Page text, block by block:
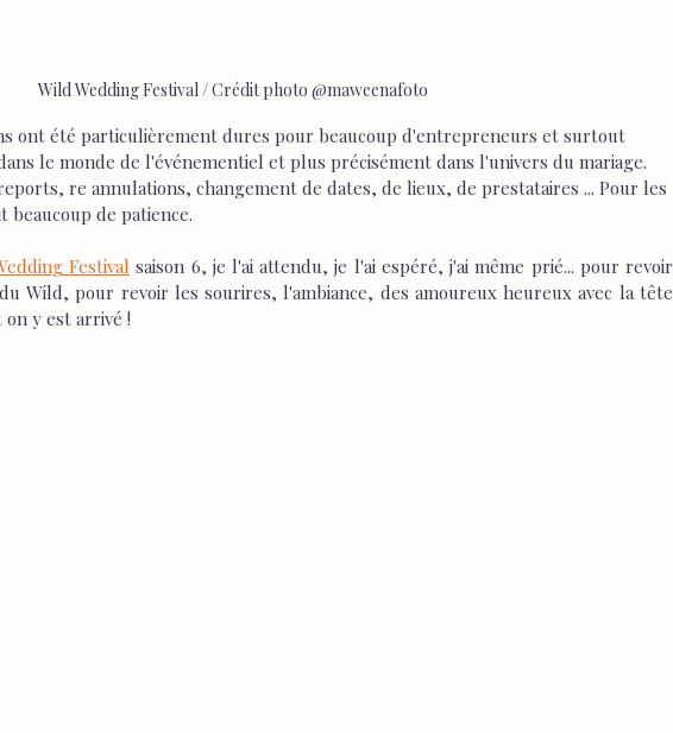
Wild Wedding Festival / Crédit photo @maweenafoto
ont été particulièrement dures pour beaucoup d'entrepreneurs et surtout
le monde de l'événementiel et plus précisément dans l'univers du mariage.
re annulations, changement de dates, de lieux, de prestataires ... Pour les
de patience.
Festival saison 6, je l'ai attendu, je l'ai espéré, j'ai même prié... pour revoir
Wild, pour revoir les sourires, l'ambiance, des amoureux heureux avec la tête
on y est arrivé !